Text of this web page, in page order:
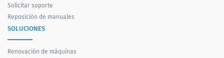
Solicitar soporte
Reposición de manuales
SOLUCIONES
Renovación de máquinas